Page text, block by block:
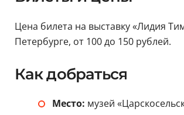
Цена билета на выставку «Лидия
Петербурге, от 100 до 150 рублей.
Как добраться
Место: музей